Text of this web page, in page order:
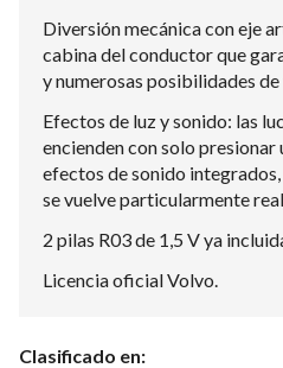
Diversión mecánica con eje
cabina del conductor que
y numerosas posibilidades
Efectos de luz y sonido: las
encienden con solo presionar
efectos de sonido
se vuelve particularmente
2 pilas R03 de 1,5 V ya
Licencia oficial Volvo.
Clasificado en: